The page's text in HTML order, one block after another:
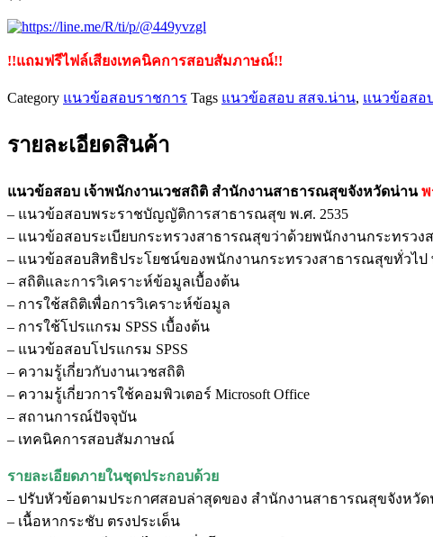
!!แถมฟรีไฟล์เสียงเทคนิคการสอบสัมภาษณ์!!
Category แนวข้อสอบราชการ Tags แนวข้อสอบ สสจ.น่าน, แนวข้อสอ
รายละเอียดสินค้า
แนวข้อสอบ เจ้าพนักงานเวชสถิติ สำนักงานสาธารณสุขจังหวัดน่านพ
– แนวข้อสอบพระราชบัญญัติการสาธารณสุข พ.ศ. 2535
– แนวข้อสอบระเบียบกระทรวงสาธารณสุขว่าด้วยพนักงานกระทรวง
– แนวข้อสอบสิทธิประโยชน์ของพนักงานกระทรวงสาธารณสุขทั่วไป
– สถิติและการวิเคราะห์ข้อมูลเบื้องต้น
– การใช้สถิติเพื่อการวิเคราะห์ข้อมูล
– การใช้โปรแกรม SPSS เบื้องต้น
– แนวข้อสอบโปรแกรม SPSS
– ความรู้เกี่ยวกับงานเวชสถิติ
– ความรู้เกี่ยวการใช้คอมพิวเตอร์ Microsoft Office
– สถานการณ์ปัจจุบัน
– เทคนิคการสอบสัมภาษณ์
รายละเอียดภายในชุดประกอบด้วย
– ปรับหัวข้อตามประกาศสอบล่าสุดของ สำนักงานสาธารณสุขจังหวั
– เนื้อหากระชับ ตรงประเด็น